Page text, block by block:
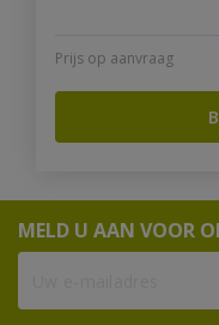
Prijs op aanvraag
MELD U AAN VOOR